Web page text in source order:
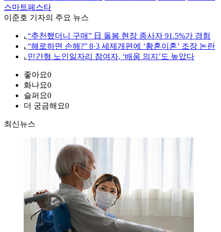
스마트페스타
이준호 기자의 주요 뉴스
⌞ “추천했더니 구매” 日 돌봄 현장 종사자 91.5%가 경험
⌞ “해로하면 손해?” 8·3 세제개편에 ‘황혼이혼’ 조장 논란
⌞ 민간형 노인일자리 참여자, ‘배움 의지’도 높았다
좋아요0
화나요0
슬퍼요0
더 궁금해요0
최신뉴스